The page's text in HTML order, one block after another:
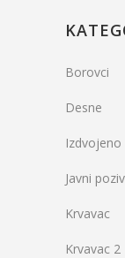
Borovci
Desne
Izdvojeno
Javni poziv
Krvavac
Krvavac 2